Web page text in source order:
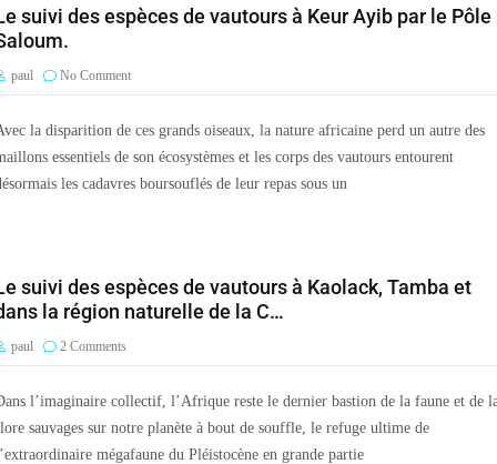
suivi des espèces de vautours à Keur Ayib par le Pôle
paul No Comment
la disparition de ces grands oiseaux, la nature africaine perd un autre des
essentiels de son écosystèmes et les corps des vautours entourent
les cadavres boursouflés de leur repas sous un
suivi des espèces de vautours à Kaolack, Tamba et
la région naturelle de la C…
paul 2 Comments
l’imaginaire collectif, l’Afrique reste le dernier bastion de la faune et de
sauvages sur notre planète à bout de souffle, le refuge ultime de
mégafaune du Pléistocène en grande partie